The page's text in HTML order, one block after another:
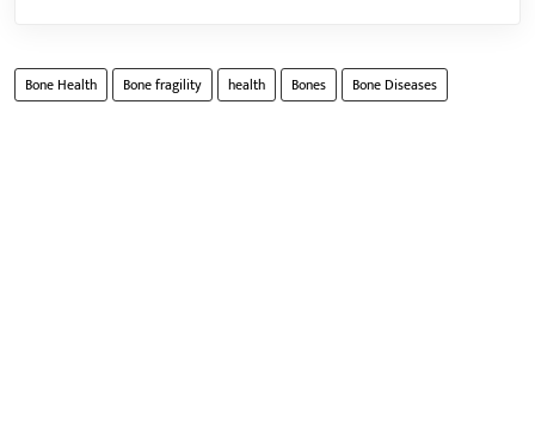
Bone Health Bone fragility health Bones Bone Diseases